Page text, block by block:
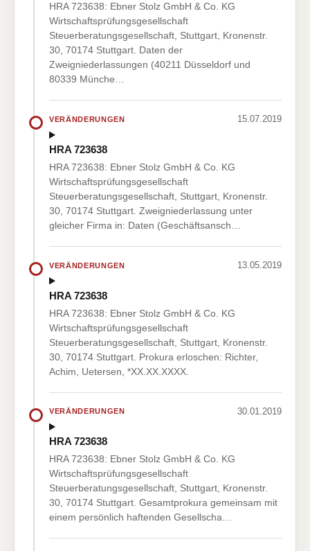
HRA 723638: Ebner Stolz GmbH & Co. KG
Wirtschaftsprüfungsgesellschaft
Steuerberatungsgesellschaft, Stuttgart, Kronenstr.
30, 70174 Stuttgart. Daten der
Zweigniederlassungen (40211 Düsseldorf und
80339 Münche…
VERÄNDERUNGEN 15.07.2019
HRA 723638
HRA 723638: Ebner Stolz GmbH & Co. KG
Wirtschaftsprüfungsgesellschaft
Steuerberatungsgesellschaft, Stuttgart, Kronenstr.
30, 70174 Stuttgart. Zweigniederlassung unter
gleicher Firma in: Daten (Geschäftsansch…
VERÄNDERUNGEN 13.05.2019
HRA 723638
HRA 723638: Ebner Stolz GmbH & Co. KG
Wirtschaftsprüfungsgesellschaft
Steuerberatungsgesellschaft, Stuttgart, Kronenstr.
30, 70174 Stuttgart. Prokura erloschen: Richter,
Achim, Uetersen, *XX.XX.XXXX.
VERÄNDERUNGEN 30.01.2019
HRA 723638
HRA 723638: Ebner Stolz GmbH & Co. KG
Wirtschaftsprüfungsgesellschaft
Steuerberatungsgesellschaft, Stuttgart, Kronenstr.
30, 70174 Stuttgart. Gesamtprokura gemeinsam mit
einem persönlich haftenden Gesellscha…